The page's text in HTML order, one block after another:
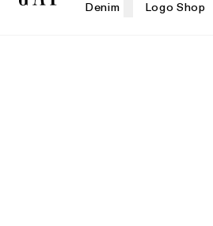
Denim Logo Shop